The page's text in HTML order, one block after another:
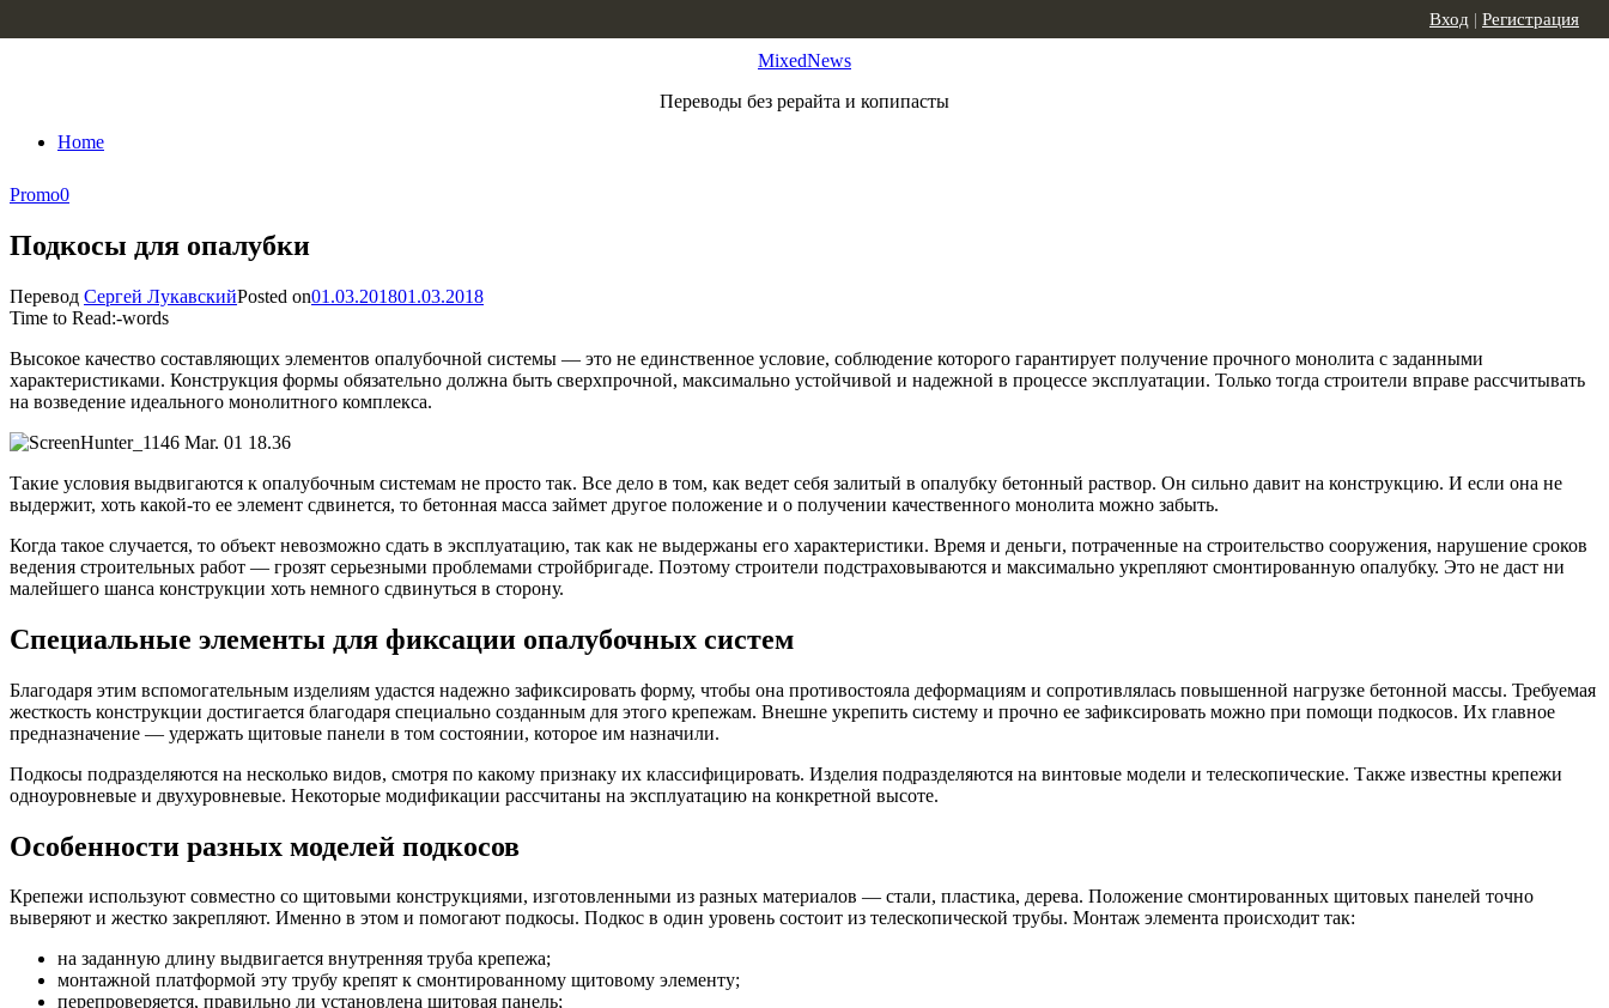
MixedNews
Переводы без рерайта и копипасты
Home
Вход | Регистрация
Promo0
Подкосы для опалубки
Перевод Сергей ЛукавскийPosted on01.03.201801.03.2018
Time to Read:-words
Высокое качество составляющих элементов опалубочной системы — это не единственное условие, соблюдение которого гарантирует получение прочного монолита с заданными
характеристиками. Конструкция формы обязательно должна быть сверхпрочной, максимально устойчивой и надежной в процессе эксплуатации. Только тогда строители вправе рассчитывать
на возведение идеального монолитного комплекса.
Такие условия выдвигаются к опалубочным системам не просто так. Все дело в том, как ведет себя залитый в опалубку бетонный раствор. Он сильно давит на конструкцию. И если она не
выдержит, хоть какой-то ее элемент сдвинется, то бетонная масса займет другое положение и о получении качественного монолита можно забыть.
Когда такое случается, то объект невозможно сдать в эксплуатацию, так как не выдержаны его характеристики. Время и деньги, потраченные на строительство сооружения, нарушение сроков
ведения строительных работ — грозят серьезными проблемами стройбригаде. Поэтому строители подстраховываются и максимально укрепляют смонтированную опалубку. Это не даст ни
малейшего шанса конструкции хоть немного сдвинуться в сторону.
Специальные элементы для фиксации опалубочных систем
Благодаря этим вспомогательным изделиям удастся надежно зафиксировать форму, чтобы она противостояла деформациям и сопротивлялась повышенной нагрузке бетонной массы. Требуемая
жесткость конструкции достигается благодаря специально созданным для этого крепежам. Внешне укрепить систему и прочно ее зафиксировать можно при помощи подкосов. Их главное
предназначение — удержать щитовые панели в том состоянии, которое им назначили.
Подкосы подразделяются на несколько видов, смотря по какому признаку их классифицировать. Изделия подразделяются на винтовые модели и телескопические. Также известны крепежи
одноуровневые и двухуровневые. Некоторые модификации рассчитаны на эксплуатацию на конкретной высоте.
Особенности разных моделей подкосов
Крепежи используют совместно со щитовыми конструкциями, изготовленными из разных материалов — стали, пластика, дерева. Положение смонтированных щитовых панелей точно
выверяют и жестко закрепляют. Именно в этом и помогают подкосы. Подкос в один уровень состоит из телескопической трубы. Монтаж элемента происходит так:
на заданную длину выдвигается внутренняя труба крепежа;
монтажной платформой эту трубу крепят к смонтированному щитовому элементу;
перепроверяется, правильно ли установлена щитовая панель;